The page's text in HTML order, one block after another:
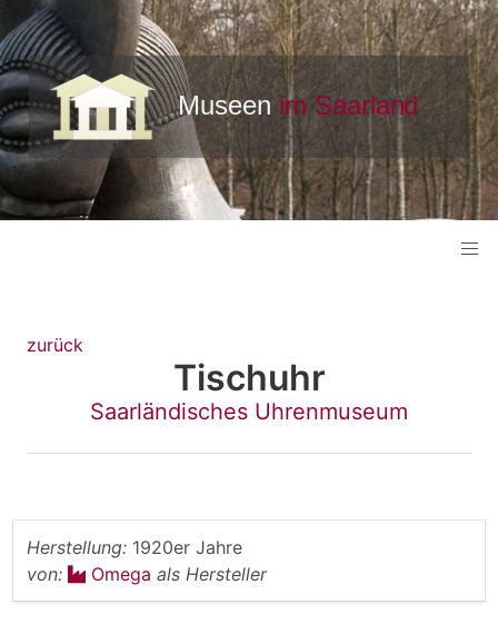
zurück
Tischuhr
Saarländisches Uhrenmuseum
Herstellung: 1920er Jahre
von:
Omega als Hersteller